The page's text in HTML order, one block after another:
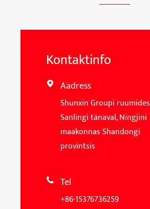
Kontaktinfo
 Aadress
Shunxin Groupi ruumides
Sanlingi tänaval, Ningjini
maakonnas Shandongi
provintsis
 Tel
+86-15376736259